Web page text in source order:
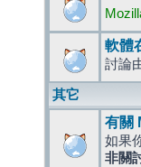
軟體
討論
其它
有關
如果
非關